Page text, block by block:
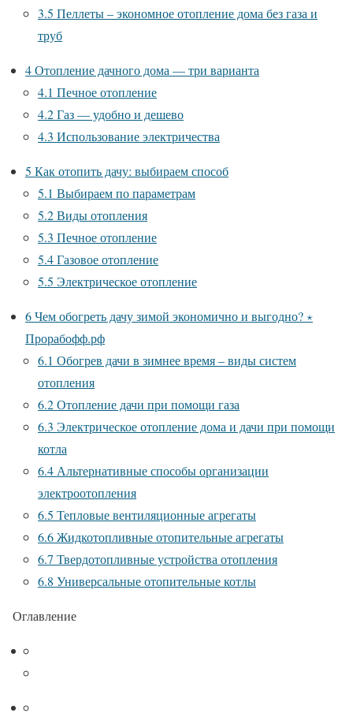
3.5 Пеллеты – экономное отопление дома без газа и
труб
4Отопление дачного дома — три варианта
4.1 Печное отопление
4.2Газ — удобно и дешево
4.3 Использование электричества
5 Как отопить дачу: выбираем способ
5.1 Выбираем по параметрам
5.2Виды отопления
5.3 Печное отопление
5.4Газовое отопление
5.5 Электрическое отопление
6Чем обогреть дачу зимой экономично и выгодно? ⋆
Прорабофф.рф
6.1 Обогрев дачи в зимнее время – виды систем
отопления
6.2Отопление дачи при помощи газа
6.3 Электрическое отопление дома и дачи при помощи
котла
6.4 Альтернативные способы организации
электроотопления
6.5 Тепловые вентиляционные агрегаты
6.6Жидкотопливные отопительные агрегаты
6.7 Твердотопливные устройства отопления
6.8 Универсальные отопительные котлы
Оглавление